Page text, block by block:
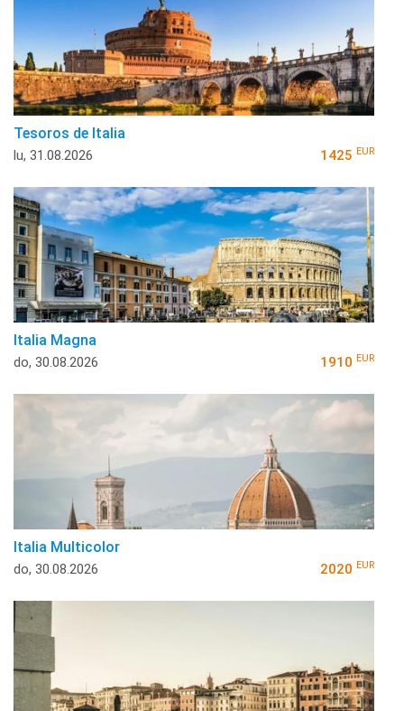
Tesoros de Italia
lu, 31.08.2026 1425 EUR
Italia Magna
do, 30.08.2026 1910 EUR
Italia Multicolor
do, 30.08.2026 2020 EUR